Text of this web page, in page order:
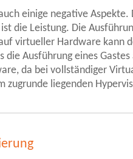
einige negative Aspekte.
die Leistung. Die
virtueller Hardware kann
die Ausführung eines
da bei vollständiger
zugrunde liegenden